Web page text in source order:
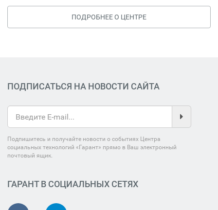
ПОДРОБНЕЕ О ЦЕНТРЕ
ПОДПИСАТЬСЯ НА НОВОСТИ САЙТА
Подпишитесь и получайте новости о событиях Центра
социальных технологий «Гарант» прямо в Ваш электронный
почтовый ящик.
ГАРАНТ В СОЦИАЛЬНЫХ СЕТЯХ